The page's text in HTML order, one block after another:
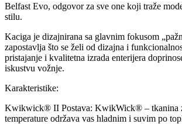
Belfast Evo, odgovor za sve one koji traže
stilu.
Kaciga je dizajnirana sa glavnim fokusom
zapostavlja što se želi od dizajna i
pristajanje i kvalitetna izrada enterijera
iskustvu vožnje.
Karakteristike:
Kwikwick® II Postava: KwikWick® – tkanina
temperature održava vas hladnim i suvim po